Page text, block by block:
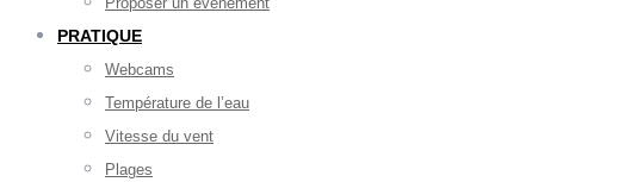
PRATIQUE
Webcams
Température de l’eau
Vitesse du vent
Plages